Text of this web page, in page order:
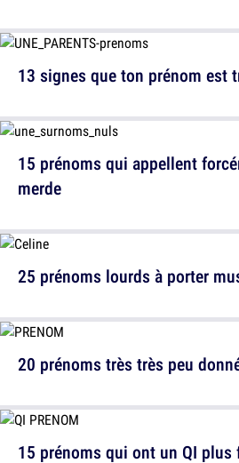
15 prénoms qui appellent
merde
20 prénoms très très peu
13 signes que ton prénom est
25 prénoms lourds à porter
15 prénoms qui ont un QI plus